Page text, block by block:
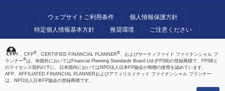
ウェブサイトご利用条件
個人情報保護方針
特定個人情報基本方針
推奨環境 ご注意ください
、CFP®、CERTIFIED FINANCIAL PLANNER®、およびサーティファイド ファイナンシャル プ
ランナー®は、米国外においてはFinancial Planning Standards Board Ltd.(FPSB)の登録商標で、FPSBと
のライセンス契約の下に、日本国内においてはNPO法人日本FP協会が商標の使用を認めています。
AFP、AFFILIATED FINANCIAL PLANNERおよびアフィリエイテッド ファイナンシャル プランナー
は、NPO法人日本FP協会の登録商標です。